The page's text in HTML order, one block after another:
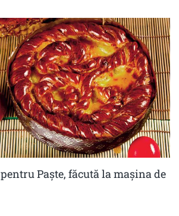
Paște, făcută la mașina de